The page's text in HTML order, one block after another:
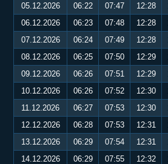
05.12.2026
06:22 07:47 12:28
06.12.2026
06:23 07:48 12:28
07.12.2026
06:24 07:49 12:28
08.12.2026
06:25 07:50 12:29
09.12.2026
06:26 07:51 12:29
10.12.2026
06:26 07:52 12:30
11.12.2026
06:27 07:53 12:30
12.12.2026
06:28 07:53 12:31
13.12.2026
06:29 07:54 12:31
14.12.2026
06:29 07:55 12:32